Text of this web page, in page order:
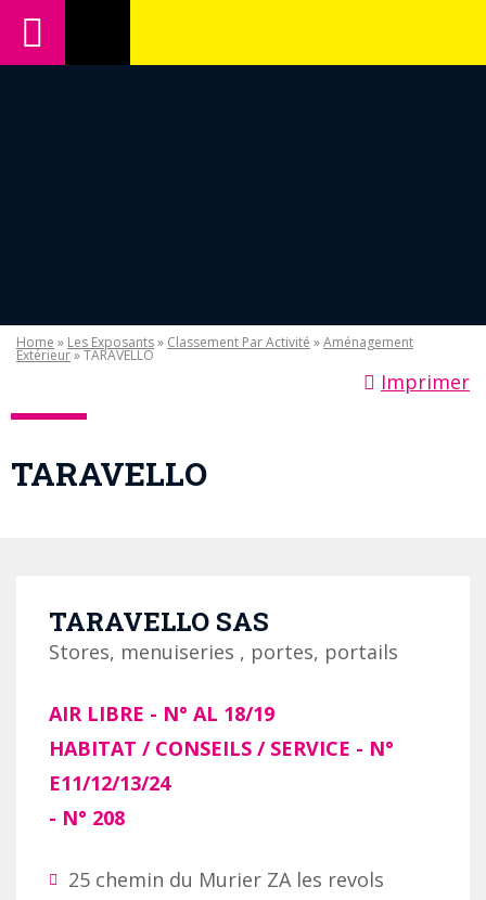
Home » Les Exposants» Classement Par Activité »Aménagement
Extérieur» TARAVELLO
Imprimer
TARAVELLO
TARAVELLO SAS
Stores, menuiseries , portes, portails
AIR LIBRE - N° AL 18/19
HABITAT / CONSEILS / SERVICE - N°
E11/12/13/24
- N° 208
25 chemin du Murier ZA les revols